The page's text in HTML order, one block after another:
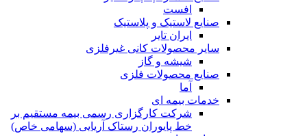
افست
صنایع لاستیک و پلاستیک
ایران تایر
ساير محصولات كانی غيرفلزی
شیشه و گاز
صنایع محصولات فلزی
آما
خدمات بیمه ای
شرکت کارگزاری رسمی بیمه مستقیم بر
خط پایوران رستاک آریایی (سهامی خاص)